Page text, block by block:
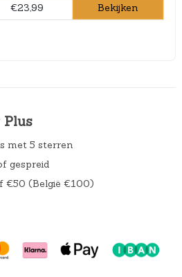
€23,99 Bekijken
met 5 sterren
gespreid
€50 (België €100)